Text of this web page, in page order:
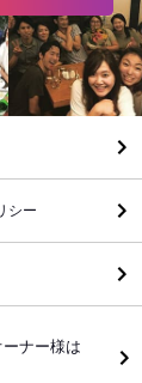
シー
ナー様は